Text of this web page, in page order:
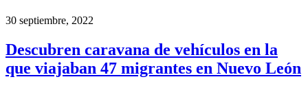
30 septiembre, 2022
Descubren caravana de vehículos en la
que viajaban 47 migrantes en Nuevo León